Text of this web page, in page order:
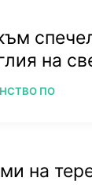
на
ПО
на